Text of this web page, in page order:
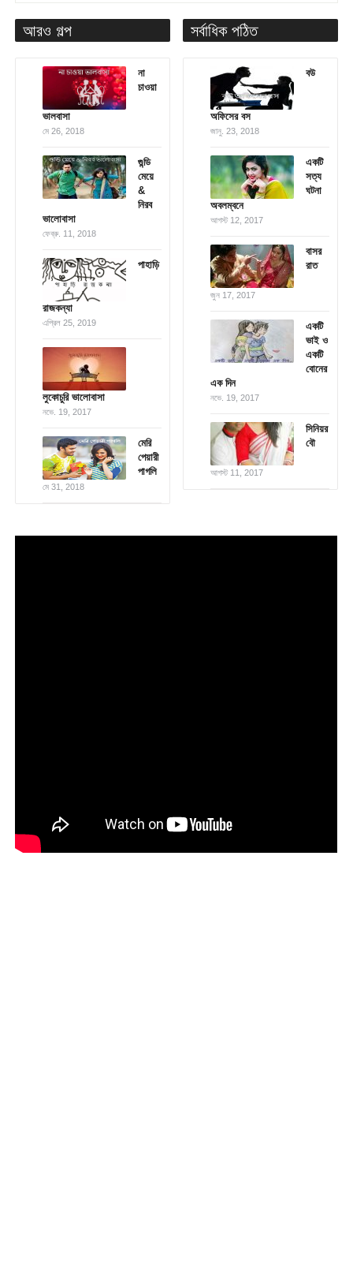
আরও গল্প
না
চাওয়া
ভালবাসা
মে 26, 2018
গুন্ডি
মেয়ে
&
নিরব
ভালোবাসা
ফেব্রু. 11, 2018
পাহাড়ি
রাজকন্যা
এপ্রিল 25, 2019
লুকোচুরি ভালোবাসা
নভে. 19, 2017
মেরি
পেয়ারী
পাগলি
মে 31, 2018
সর্বাধিক পঠিত
বউ
অফিসের বস
জানু. 23, 2018
একটি
সত্য
ঘটনা
অবলম্বনে
আগস্ট 12, 2017
বাসর
রাত
জুন 17, 2017
একটি
ভাই ও
একটি
বোনের
এক দিন
নভে. 19, 2017
সিনিয়র
বৌ
আগস্ট 11, 2017